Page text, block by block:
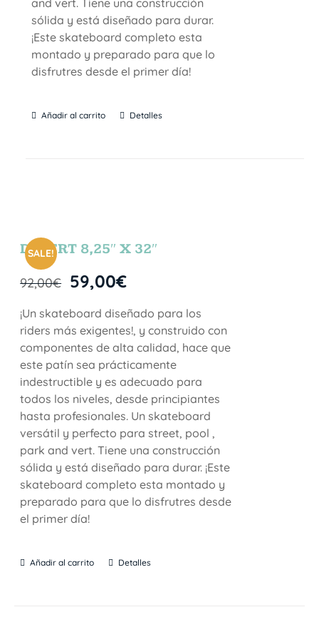
sólida y está diseñado para durar.
¡Este skateboard completo esta
montado y preparado para que lo
disfrutres desde el primer día!
Añadir al carrito Detalles
SALE!
DESERT 8,25″ X 32″
92,00€ 59,00€
¡Un skateboard diseñado para los
riders más exigentes!, y construido con
componentes de alta calidad, hace que
este patín sea prácticamente
indestructible y es adecuado para
todos los niveles, desde principiantes
hasta profesionales. Un skateboard
versátil y perfecto para street, pool ,
park and vert. Tiene una construcción
sólida y está diseñado para durar. ¡Este
skateboard completo esta montado y
preparado para que lo disfrutres desde
el primer día!
Añadir al carrito Detalles